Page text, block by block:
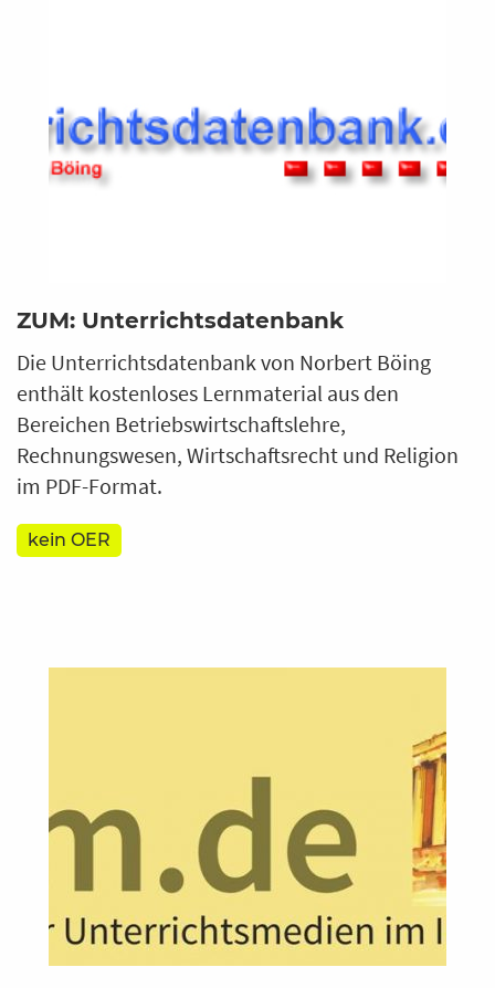
ZUM: Unterrichtsdatenbank
Die Unterrichtsdatenbank von Norbert Böing
enthält kostenloses Lernmaterial aus den
Bereichen Betriebswirtschaftslehre,
Rechnungswesen, Wirtschaftsrecht und Religion
im PDF-Format.
kein OER